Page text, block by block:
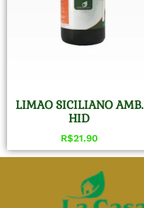
LIMAO SICILIANO AMB.
HID
R$21.90